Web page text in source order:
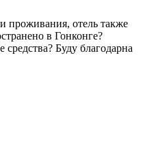
проживания, отель также
в Гонконге?
Буду благодарна